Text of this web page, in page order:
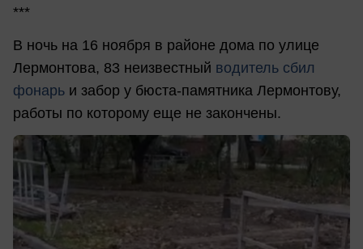
***
В ночь на 16 ноября в районе дома по улице
Лермонтова, 83 неизвестный водитель сбил
фонарь и забор у бюста-памятника Лермонтову,
работы по которому еще не закончены.